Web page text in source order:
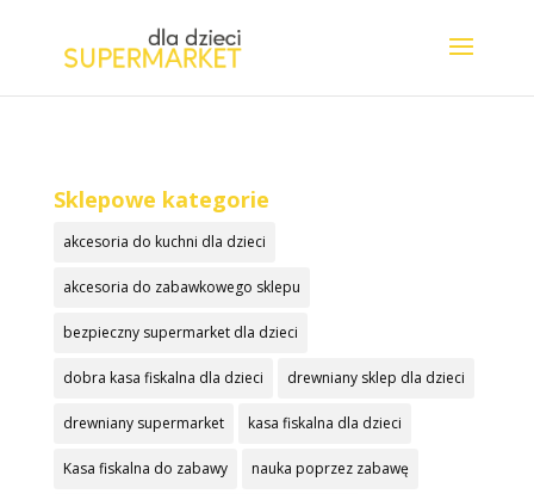
Sklepowe kategorie
akcesoria do kuchni dla dzieci
akcesoria do zabawkowego sklepu
bezpieczny supermarket dla dzieci
dobra kasa fiskalna dla dzieci drewniany sklep dla dzieci
drewniany supermarket kasa fiskalna dla dzieci
Kasa fiskalna do zabawy nauka poprzez zabawę